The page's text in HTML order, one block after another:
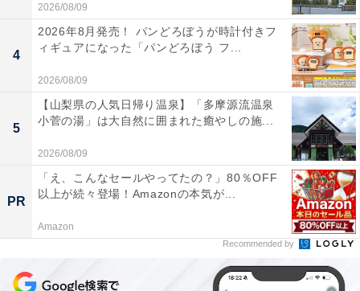
2026/08/09
4
2026年8月発売！ パンどろぼうが時計付きフ
ィギュアになった「パンどろぼう フ...
2026/08/09
5
【山梨県の人気日帰り温泉】「多摩源流温泉
小菅の湯」は大自然に囲まれた癒やしの施...
2026/08/09
PR
「え、こんなセールやってたの？」80％OFF
以上が続々登場！Amazonの本気が...
Amazon
Recommended by